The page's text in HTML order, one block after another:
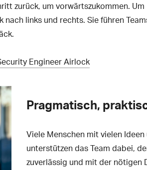
zurück, um vorwärtszukommen. Um
links und rechts. Sie führen
Engineer Airlock
Pragmatisch,
Viele Menschen mit vielen
unterstützen das Team dabei,
zuverlässig und mit der nötigen